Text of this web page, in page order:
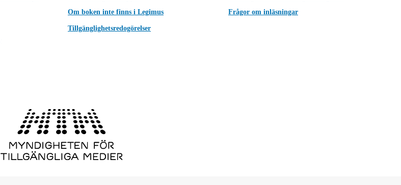
Om boken inte finns i Legimus
Tillgänglighetsredogörelser
Frågor om inläsningar